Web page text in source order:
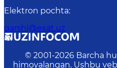
Elektron pochta:
qarshi@exat.uz
© 2001-2026 Barcha
himoyalangan. Ushbu